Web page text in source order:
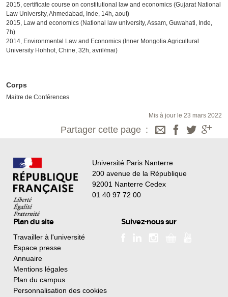
2015, certificate course on constitutional law and economics (Gujarat National
Law University, Ahmedabad, Inde, 14h, aout)
2015, Law and economics (National law university, Assam, Guwahati, Inde,
7h)
2014, Environmental Law and Economics (Inner Mongolia Agricultural
University Hohhot, Chine, 32h, avril/mai)
Corps
Maitre de Conférences
Mis à jour le 23 mars 2022
Partager cette page
Université Paris Nanterre
200 avenue de la République
92001 Nanterre Cedex
01 40 97 72 00
Plan du site
Travailler à l'université
Espace presse
Annuaire
Mentions légales
Plan du campus
Personnalisation des cookies
Suivez-nous sur